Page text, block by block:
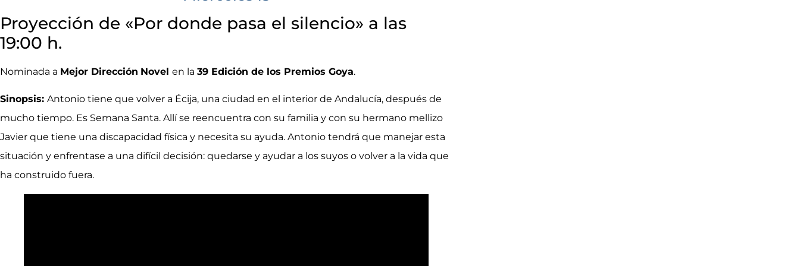
Proyección de «Por donde pasa el silencio» a las
19:00 h.
Nominada a Mejor Dirección Novel en la 39 Edición de los Premios Goya.
Sinopsis: Antonio tiene que volver a Écija, una ciudad en el interior de Andalucía, después de
mucho tiempo. Es Semana Santa. Allí se reencuentra con su familia y con su hermano mellizo
Javier que tiene una discapacidad física y necesita su ayuda. Antonio tendrá que manejar esta
situación y enfrentase a una difícil decisión: quedarse y ayudar a los suyos o volver a la vida que
ha construido fuera.